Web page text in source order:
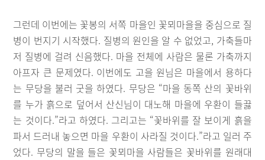
그런데 이번에는 꽃봉의 서쪽 마을인 꽃뫼마을을 중심으로 질
병이 번지기 시작했다. 질병의 원인을 알 수 없었고, 가축들마
저 질병에 걸려 신음했다. 마을 전체에 사람은 물론 가축까지
아프자 큰 문제였다. 이번에도 고을 원님은 마을에서 용하다
는 무당을 불러 굿을 하였다. 무당은 “마을 동쪽 산의 꽃바위
를 누가 흙으로 덮어서 산신님이 대노해 마을에 우환이 들끓
는 것이다.”라고 하였다. 그리고는 “꽃바위를 잘 보이게 흙을
파서 드러내 놓으면 마을 우환이 사라질 것이다.”라고 일러 주
었다. 무당의 말을 들은 꽃뫼마을 사람들은 꽃바위를 원래대